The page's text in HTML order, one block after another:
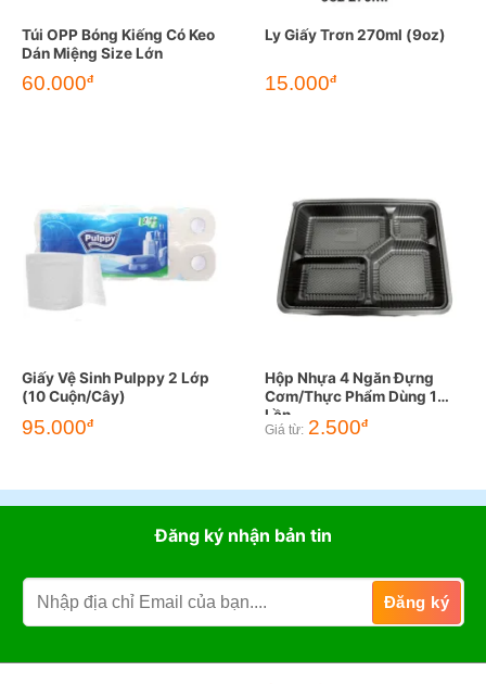
Túi OPP Bóng Kiếng Có Keo
Dán Miệng Size Lớn
60.000đ
Ly Giấy Trơn 270ml (9oz)
15.000đ
Giấy Vệ Sinh Pulppy 2 Lớp
(10 Cuộn/Cây)
95.000đ
Hộp Nhựa 4 Ngăn Đựng
Cơm/Thực Phẩm Dùng 1
Lần
Giá từ: 2.500đ
Đăng ký nhận bản tin